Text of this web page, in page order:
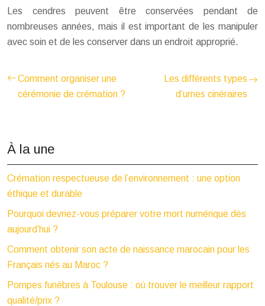
Les cendres peuvent être conservées pendant de
nombreuses années, mais il est important de les manipuler
avec soin et de les conserver dans un endroit approprié.
Comment organiser une
cérémonie de crémation ?
Les différents types
d’urnes cinéraires
À la une
Crémation respectueuse de l’environnement : une option
éthique et durable
Pourquoi devriez-vous préparer votre mort numérique dès
aujourd’hui ?
Comment obtenir son acte de naissance marocain pour les
Français nés au Maroc ?
Pompes funèbres à Toulouse : où trouver le meilleur rapport
qualité/prix ?